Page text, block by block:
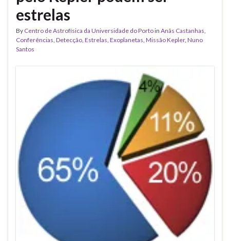
estrelas
By Centro de Astrofísica da Universidade do Portoin Anãs Castanhas,
Conferências, Detecção, Estrelas, Exoplanetas, Missão Kepler, Nuno
Santos